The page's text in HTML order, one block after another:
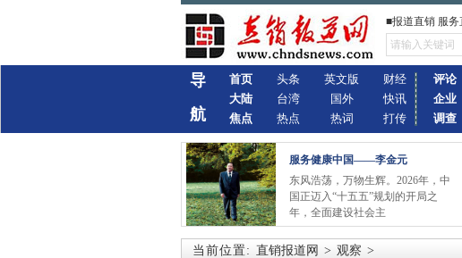
■报道直销 服
导
航
首页
大陆
焦点
头条
台湾
热点
英文版
国外
热词
财经
快讯
打传
评论
企业
调查
服务健康中国——李金元
东风浩荡，万物生辉。2026年，中
国正迈入“十五五”规划的开局之
年，全面建设社会主
当前位置: 直销报道网 > 观察 >